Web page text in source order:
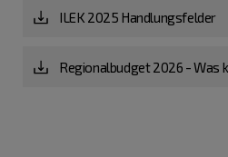
ILEK 2025 Handlungsfelder
Regionalbudget 2026 - Was